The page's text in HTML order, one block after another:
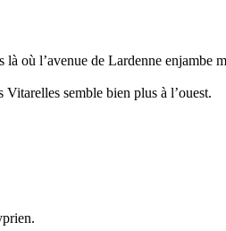
où l’avenue de Lardenne enjambe
semble bien plus à l’ouest.